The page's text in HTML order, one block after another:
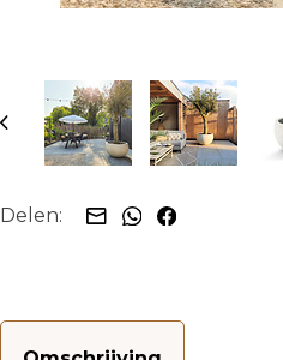
Delen: